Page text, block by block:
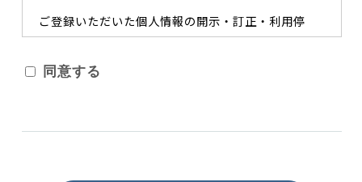
ご登録いただいた個人情報の開示・訂正・利用停
さい。
同意する